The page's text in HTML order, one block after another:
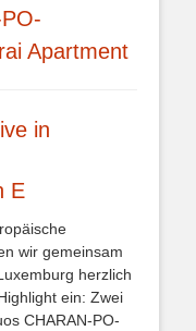
Apartment
in
E
wir gemeinsam
herzlich
ein: Zwei
CHARAN-PO-